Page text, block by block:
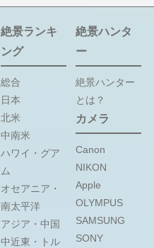
絶景ランキ
ング
総合
日本
北米
中南米
ハワイ・グア
ム
オセアニア・
南太平洋
アジア・中国
中近東・トル
絶景ハンタ
ー
絶景ハンター
とは？
カメラ
Canon
NIKON
Apple
OLYMPUS
SAMSUNG
SONY